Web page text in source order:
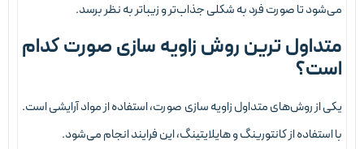
تا صورت فرد به شکلی جذاب‌تر و زیباتر به نظر برسد.
ترین روش زاویه سازی صورت کدام
از روش‌های متداول زاویه سازی صورت، استفاده از مواد آرایشی است.
استفاده از کانتورینگ و هایلایتینگ، این فرایند انجام می‌شود.